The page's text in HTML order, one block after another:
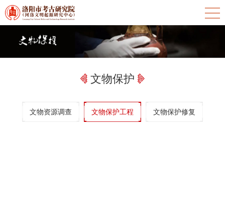
文物保护
文物资源调查 文物保护工程 文物保护修复